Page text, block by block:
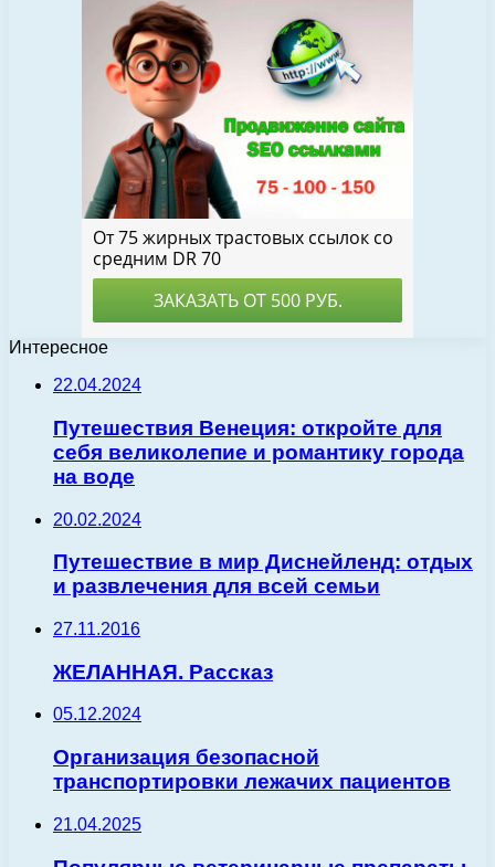
Интересное
22.04.2024
Путешествия Венеция: откройте для
себя великолепие и романтику города
на воде
20.02.2024
Путешествие в мир Диснейленд: отдых
и развлечения для всей семьи
27.11.2016
ЖЕЛАННАЯ. Рассказ
05.12.2024
Организация безопасной
транспортировки лежачих пациентов
21.04.2025